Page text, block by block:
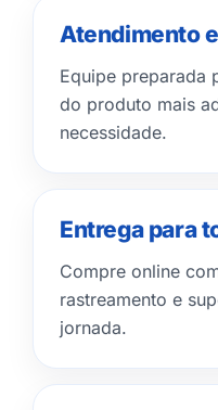
Atendimento
Equipe preparada
do produto mais
necessidade.
Entrega para
Compre online
rastreamento e
jornada.